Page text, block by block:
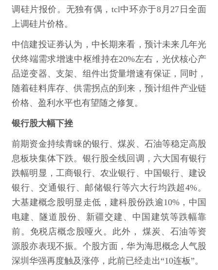
调硅片报价。无独有偶，tcl中环亦于8月27日全面
上调硅片价格。
中信建投证券认为，中长期来看，预计未来几年光
伏终端需求增速中枢维持在20%左右，光伏核心产
品逆变器、支架、组件出货量增速有保证，同时，
随着硅料库存、供需拐点的到来，预计组件产业链
价格、盈利水平也有望随之修复。
银行股大幅下挫
前期资金持续青睐的银行、煤炭、石油等稳定高股
息板块集体下跌。银行股全线回调，六大国有银行
跌幅明显，工商银行、农业银行、中国银行、建设
银行、交通银行、邮储银行等六大行均跌超4%。
大基建概念股明显走低，建科股份跌逾10%，中国
电建、隧道股份、新疆交建、中国建筑等跌幅靠
前。免税店概念股哑火。此外， 煤炭、石油等资
源股亦表现不振。个股方面，华为海思概念人气股
深圳华强再度触及涨停，此前已经走出“10连板”。